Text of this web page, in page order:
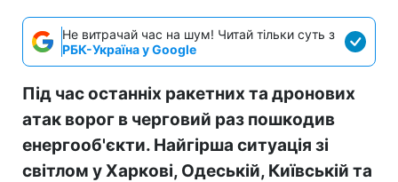
Не витрачай час на шум! Читай тільки суть з
РБК-Україна у Google
Під час останніх ракетних та дронових
атак ворог в черговий раз пошкодив
енергооб'єкти. Найгірша ситуація зі
світлом у Харкові, Одеській, Київській та